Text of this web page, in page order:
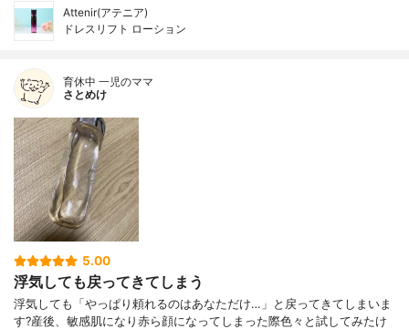
Attenir(アテニア)
ドレスリフト ローション
育休中 一児のママ
さとめけ
5.00
浮気しても戻ってきてしまう
浮気しても「やっぱり頼れるのはあなただけ…」と戻ってきてしまいま
す?産後、敏感肌になり赤ら顔になってしまった際色々と試してみたけ